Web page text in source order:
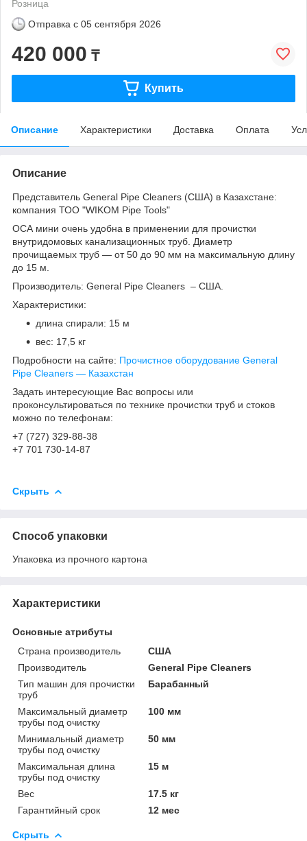
Розница
Отправка с 05 сентября 2026
420 000 ₸
Купить
Описание Характеристики Доставка Оплата
Описание
Представитель General Pipe Cleaners (США) в Казахстане:
компания ТОО "WIKOM Pipe Tools"
ОСА мини очень удобна в применении для прочистки
внутридомовых канализационных труб. Диаметр
прочищаемых труб ― от 50 до 90 мм на максимальную длину
до 15 м.
Производитель: General Pipe Cleaners – США.
Характеристики:
длина спирали: 15 м
вес: 17,5 кг
Подробности на сайте: Прочистное оборудование General
Pipe Cleaners ― Казахстан
Задать интересующие Вас вопросы или
проконсультироваться по технике прочистки труб и стоков
можно по телефонам:
+7 (727) 329-88-38
+7 701 730-14-87
Скрыть
Способ упаковки
Упаковка из прочного картона
Характеристики
Основные атрибуты
Страна производитель
США
Производитель
General Pipe Cleaners
Тип машин для прочистки
труб
Барабанный
Максимальный диаметр
трубы под очистку
100 мм
Минимальный диаметр
трубы под очистку
50 мм
Максимальная длина
трубы под очистку
15 м
Вес
17.5 кг
Гарантийный срок
12 мес
Скрыть